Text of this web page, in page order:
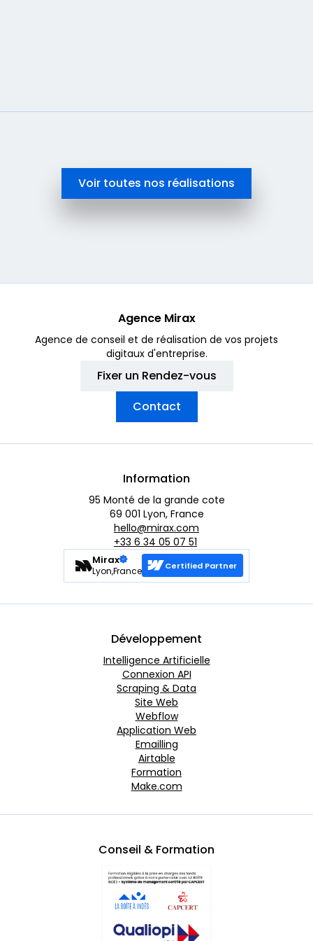
Voir toutes nos réalisations
Agence Mirax
Agence de conseil et de réalisation de vos projets
digitaux d'entreprise.
Fixer un Rendez-vous
Contact
Développement
Intelligence Artificielle
Connexion API
Scraping & Data
Site Web
Webflow
Application Web
Emailling
Airtable
Formation
Make.com
Conseil & Formation
Information
95 Monté de la grande cote
69 001 Lyon, France
hello@mirax.com
+33 6 34 05 07 51
Mirax
Lyon,France Certified Partner